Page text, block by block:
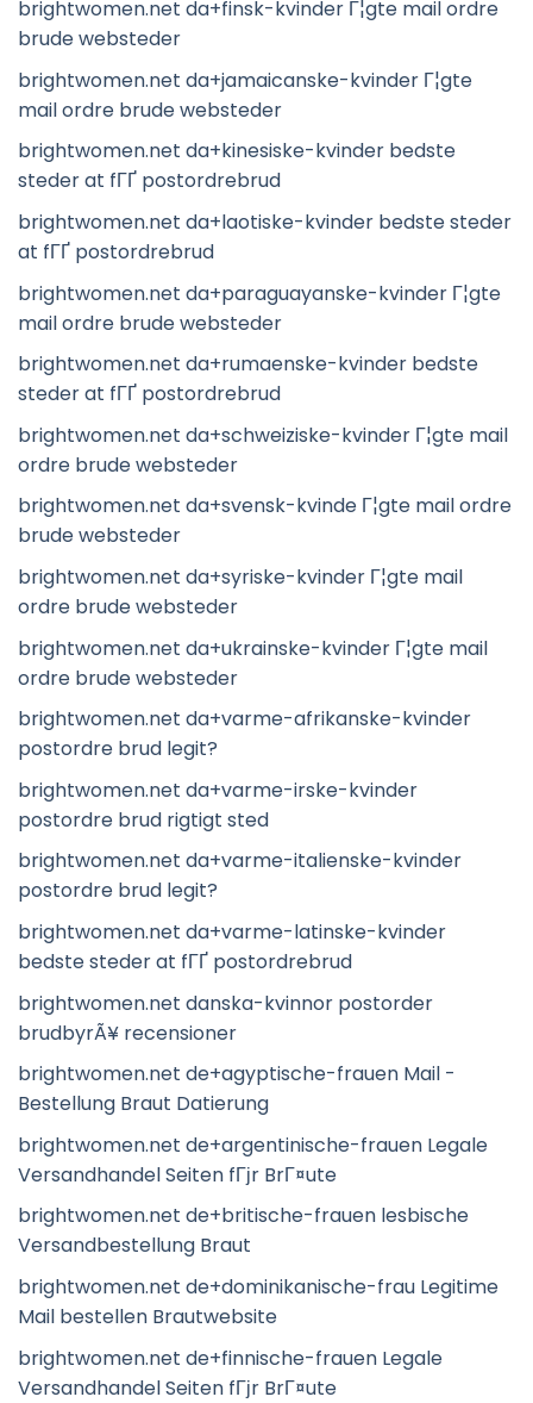
brightwomen.net da+finsk-kvinder Г¦gte mail ordre
brude websteder
brightwomen.net da+jamaicanske-kvinder Г¦gte
mail ordre brude websteder
brightwomen.net da+kinesiske-kvinder bedste
steder at fГҐ postordrebrud
brightwomen.net da+laotiske-kvinder bedste steder
at fГҐ postordrebrud
brightwomen.net da+paraguayanske-kvinder Г¦gte
mail ordre brude websteder
brightwomen.net da+rumaenske-kvinder bedste
steder at fГҐ postordrebrud
brightwomen.net da+schweiziske-kvinder Г¦gte mail
ordre brude websteder
brightwomen.net da+svensk-kvinde Г¦gte mail ordre
brude websteder
brightwomen.net da+syriske-kvinder Г¦gte mail
ordre brude websteder
brightwomen.net da+ukrainske-kvinder Г¦gte mail
ordre brude websteder
brightwomen.net da+varme-afrikanske-kvinder
postordre brud legit?
brightwomen.net da+varme-irske-kvinder
postordre brud rigtigt sted
brightwomen.net da+varme-italienske-kvinder
postordre brud legit?
brightwomen.net da+varme-latinske-kvinder
bedste steder at fГҐ postordrebrud
brightwomen.net danska-kvinnor postorder
brudbyrÃ¥ recensioner
brightwomen.net de+agyptische-frauen Mail -
Bestellung Braut Datierung
brightwomen.net de+argentinische-frauen Legale
Versandhandel Seiten fГјr BrГ¤ute
brightwomen.net de+britische-frauen lesbische
Versandbestellung Braut
brightwomen.net de+dominikanische-frau Legitime
Mail bestellen Brautwebsite
brightwomen.net de+finnische-frauen Legale
Versandhandel Seiten fГјr BrГ¤ute